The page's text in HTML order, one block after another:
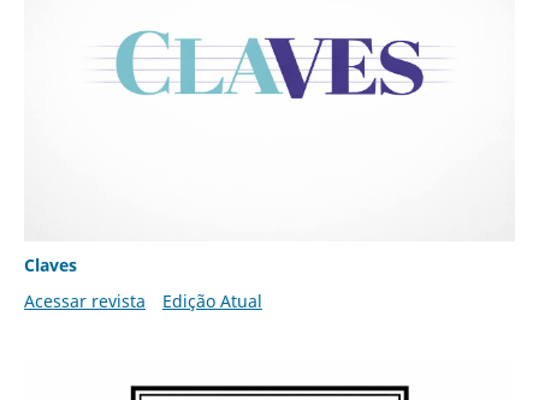
Claves
Acessar revista
Edição Atual